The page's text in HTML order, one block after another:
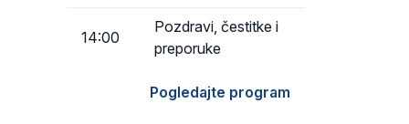
14:00
Pozdravi, čestitke i
preporuke
Pogledajte program